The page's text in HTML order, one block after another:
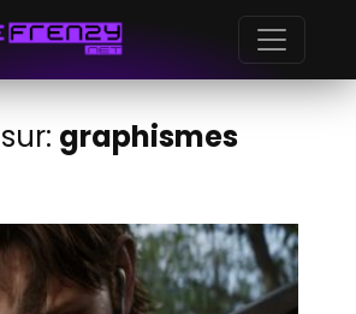
graphismes